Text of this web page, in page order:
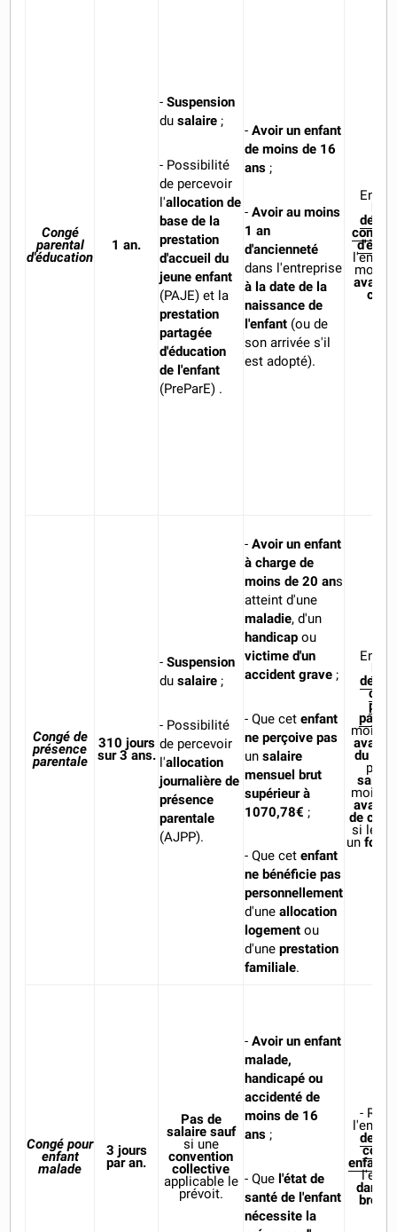
Congé
parental
d'éducation
1 an.
-Suspension
dusalaire ;
- Possibilité
de percevoir
l'allocation de
base de la
prestation
d'accueil du
jeune enfant
(PAJE) et la
prestation
partagée
d'éducation
de l'enfant
(PreParE) .
-Avoir un enfant
de moins de 16
ans ;
-Avoir au moins
1 an
d'ancienneté
dans l'entreprise
à la date de la
naissance de
l'enfant (ou de
son arrivée s'il
est adopté).
congé
moins
avant
ce
Congé de
présence
parentale
310 jours
sur 3 ans.
-Suspension
dusalaire ;
- Possibilité
de percevoir
l'allocation
journalière de
présence
parentale
(AJPP).
-Avoir un enfant
à charge de
moins de 20 ans
atteint d'une
maladie, d'un
handicapou
victime d'un
accident grave ;
- Que cetenfant
ne perçoive pas
unsalaire
mensuel brut
supérieur à
1070,78€ ;
- Que cetenfant
ne bénéficie pas
personnellement
d'uneallocation
logement ou
d'uneprestation
familiale.
moins
avant
du
salarié
moins
avant
de
si le
un
Congé pour
enfant
malade
3 jours
par an.
Pas de
salaire sauf
si une
convention
collective
applicable le
prévoit.
- Avoir un enfant
malade,
handicapé ou
accidenté de
moins de 16
ans ;
- Que l'état de
santé de l'enfant
nécessite la
-
enfant
dans
brefs